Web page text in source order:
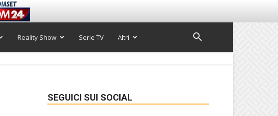
Reality Show Serie TV Altri
SEGUICI SUI SOCIAL